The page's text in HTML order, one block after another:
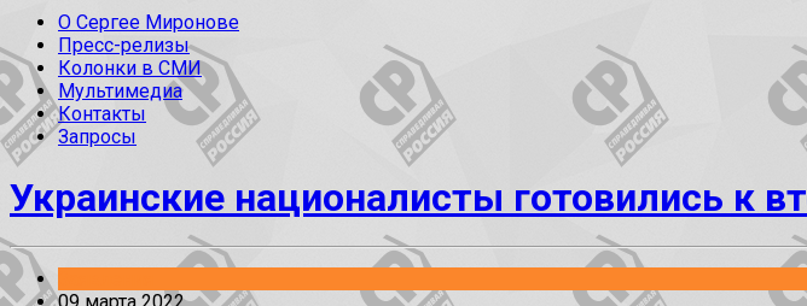
О Сергее Миронове
Пресс-релизы
Колонки в СМИ
Мультимедиа
Контакты
Запросы
Украинские националисты готовились к